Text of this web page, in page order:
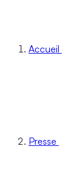
Accueil
Presse